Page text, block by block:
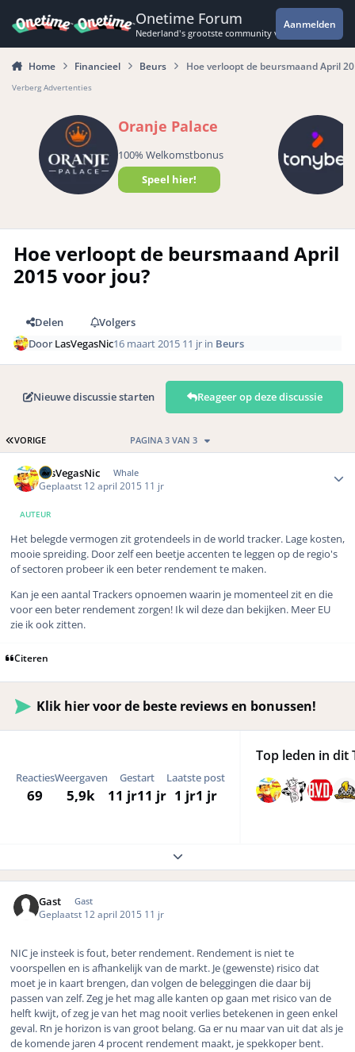
Onetime Forum
Nederland's grootste community voor de
Aanmelden
Home Financieel Beurs Hoe verloopt de beursmaand April
Verberg Advertenties
Oranje Palace
100% Welkomstbonus
Speel hier!
Hoe verloopt de beursmaand April
2015 voor jou?
Delen
Volgers
DoorLasVegasNic16 maart 2015 11 jr in Beurs
Nieuwe discussie starten Reageer op deze discussie
EERSTE PAGINA
VORIGE PAGINA 3 VAN 3
LasVegasNic Whale
Geplaatst 12 april 2015 11 jr
AUTEUR
Het belegde vermogen zit grotendeels in de world tracker. Lage kosten,
mooie spreiding. Door zelf een beetje accenten te leggen op de regio's
of sectoren probeer ik een beter rendement te maken.
Kan je een aantal Trackers opnoemen waarin je momenteel zit en die
voor een beter rendement zorgen! Ik wil deze dan bekijken. Meer EU
zie ik ook zitten.
Citeren
Klik hier voor de beste reviews en bonussen!
Reacties
69
Weergaven
5,9k
Gestart
11 jr11 jr
Laatste post
1 jr1 jr
Top leden in dit
Expand topic overview
Gast Gast
Geplaatst 12 april 2015 11 jr
NIC je insteek is fout, beter rendement. Rendement is niet te
voorspellen en is afhankelijk van de markt. Je (gewenste) risico dat
moet je in kaart brengen, dan volgen de beleggingen die daar bij
passen van zelf. Zeg je het mag alle kanten op gaan met risico van de
helft kwijt, of zeg je van het mag nooit verlies betekenen in geen enkel
geval. Rn je horizon is van groot belang. Ga er nu maar van uit dat als je
de komende jaren 4 procent rendement maakt, je spekkoper bent.